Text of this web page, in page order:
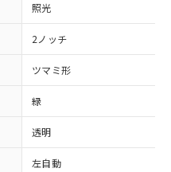
照光
2ノッチ
ツマミ形
緑
透明
左自動